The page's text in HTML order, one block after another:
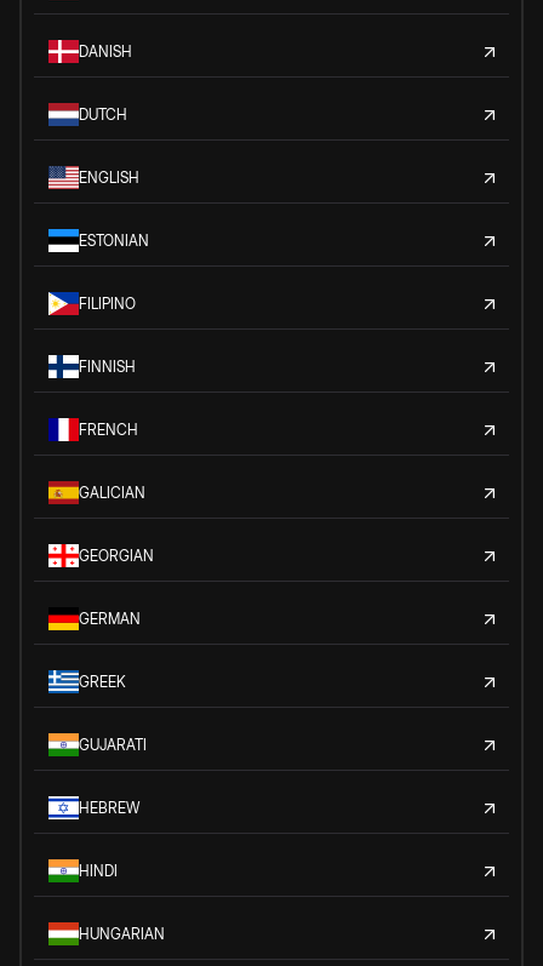
DANISH
DUTCH
ENGLISH
ESTONIAN
FILIPINO
FINNISH
FRENCH
GALICIAN
GEORGIAN
GERMAN
GREEK
GUJARATI
HEBREW
HINDI
HUNGARIAN